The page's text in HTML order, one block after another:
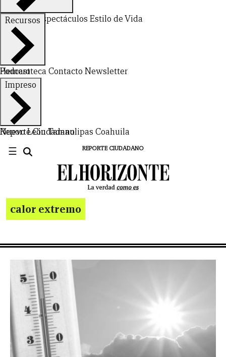
DeportesEspectáculos Estilo de Vida
Recursos
Hemeroteca Contacto Newsletter
Podcast
Impreso
Nuevo LeónTamaulipas Coahuila
Reporte Ciudadano
☰ REPORTE CIUDADANO
calor extremo